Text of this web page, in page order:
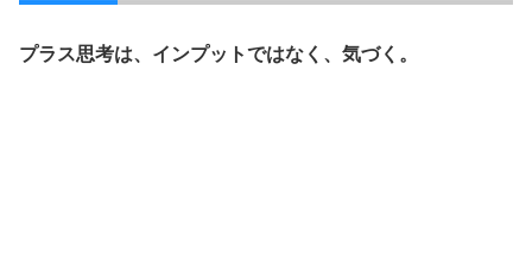
プラス思考は、インプットではなく、気づく。